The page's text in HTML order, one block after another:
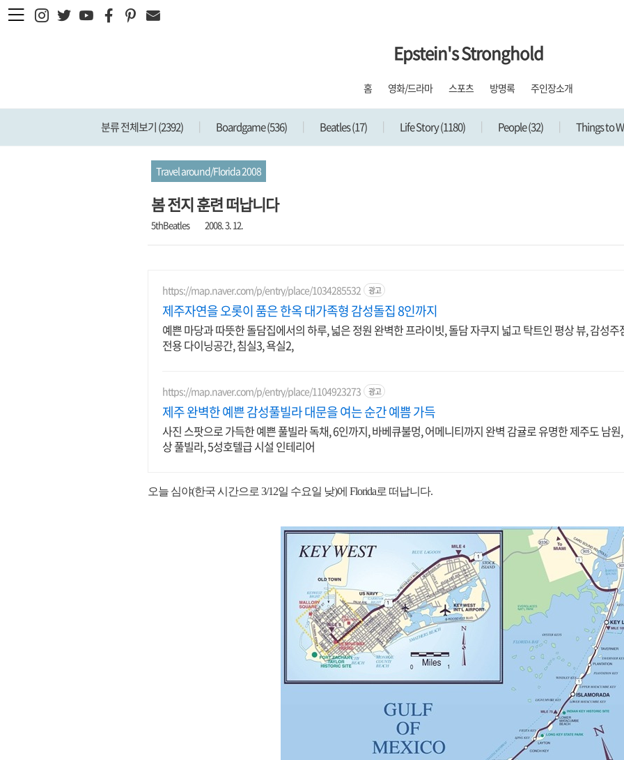
본문 바로가기
Epstein's Stronghold
홈 영화/드라마 스포츠 방명록 주인장소개
분류 전체보기(2392) Boardgame(536) Beatles(17) Life Story(1180) People(32) Things to
Travel around/Florida 2008
봄 전지 훈련 떠납니다
5thBeatles 2008. 3. 12.
https://map.naver.com/p/entry/place/1034285532 광고
제주자연을 오롯이 품은 한옥 대가족형 감성돌집 8인까지
예쁜 마당과 따뜻한 돌담집에서의 하루, 넓은 정원 완벽한 프라이빗, 돌담 자쿠지 넓고 탁트인 평상 뷰, 감성주
전용 다이닝공간, 침실3, 욕실2,
https://map.naver.com/p/entry/place/1104923273 광고
제주 완벽한 예쁜 감성풀빌라 대문을 여는 순간 예쁨 가득
사진 스팟으로 가득한 예쁜 풀빌라 독채, 6인까지, 바베큐불멍, 어메니티까지 완벽 감귤로 유명한 제주도 남원
상 풀빌라, 5성호텔급 시설 인테리어
오늘 심야(한국 시간으로 3/12일 수요일 낮)에 Florida로 떠납니다.